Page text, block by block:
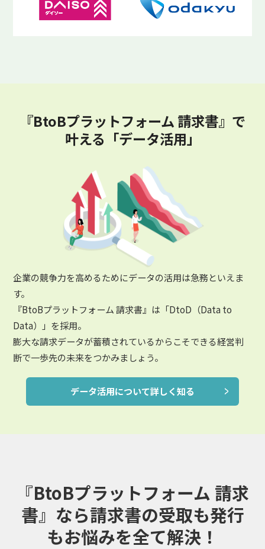
『BtoBプラットフォーム 請求書』で
叶える「データ活用」
企業の競争力を高めるためにデータの活用は急務といえま
す。
『BtoBプラットフォーム 請求書』は「DtoD（Data to
Data）」を採用。
膨大な請求データが蓄積されているからこそできる経営判
断で一歩先の未来をつかみましょう。
データ活用について詳しく知る
『BtoBプラットフォーム 請求
書』なら請求書の受取も発行
もお悩みを全て解決！